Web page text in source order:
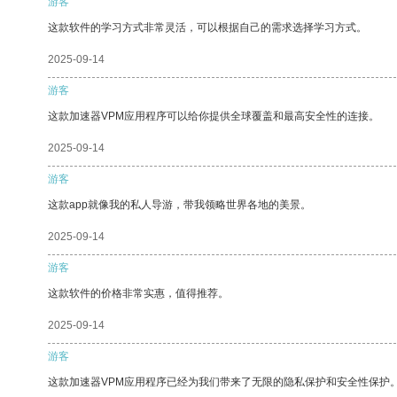
这款软件的学习方式非常灵活，可以根据自己的需求选择学习方式。
2025-09-14
游客
这款加速器VPM应用程序可以给你提供全球覆盖和最高安全性的连接。
2025-09-14
游客
这款app就像我的私人导游，带我领略世界各地的美景。
2025-09-14
游客
这款软件的价格非常实惠，值得推荐。
2025-09-14
游客
这款加速器VPM应用程序已经为我们带来了无限的隐私保护和安全性保护